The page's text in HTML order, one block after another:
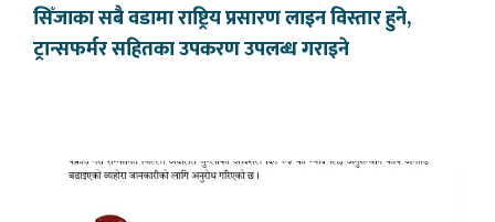
सिँजाका सबै वडामा राष्ट्रिय प्रसारण लाइन विस्तार हुने,
ट्रान्सफर्मर सहितका उपकरण उपलब्ध गराइने